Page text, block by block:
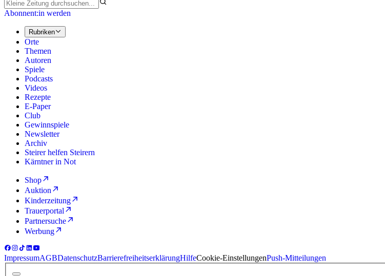
Abonnent:in werden
Rubriken
Orte
Themen
Autoren
Spiele
Podcasts
Videos
Rezepte
E-Paper
Club
Gewinnspiele
Newsletter
Archiv
Steirer helfen Steirern
Kärntner in Not
Shop
Auktion
Kinderzeitung
Trauerportal
Partnersuche
Werbung
ImpressumAGBDatenschutzBarrierefreiheitserklärungHilfeCookie-EinstellungenPush-Mitteilungen